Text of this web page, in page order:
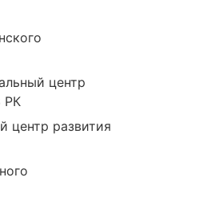
центр
РК
центр развития